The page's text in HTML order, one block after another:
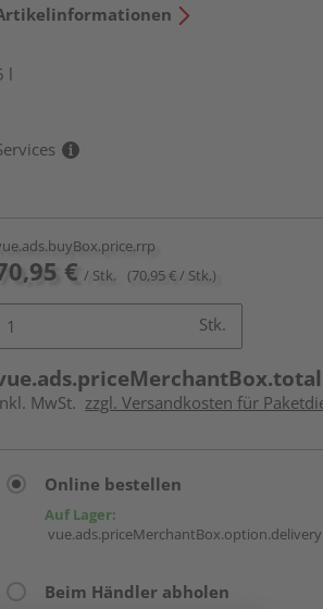
l
€ / Stk. (70,95 € / Stk.)
Stk.
MwSt. zzgl. Versandkosten für
Online bestellen
Auf Lager:
Beim Händler abholen